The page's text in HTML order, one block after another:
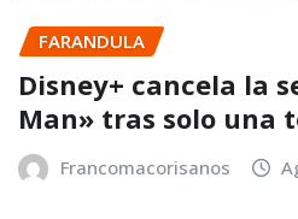
FARANDULA
Disney+ cancela la
Man» tras solo una
Francomacorisanos